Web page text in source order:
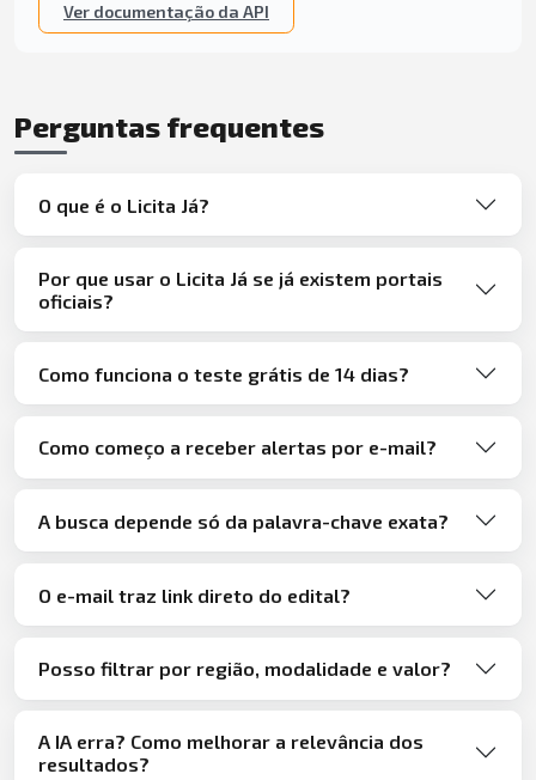
Ver documentação da API
Perguntas frequentes
O que é o Licita Já?
Por que usar o Licita Já se já existem portais
oficiais?
Como funciona o teste grátis de 14 dias?
Como começo a receber alertas por e-mail?
A busca depende só da palavra-chave exata?
O e-mail traz link direto do edital?
Posso filtrar por região, modalidade e valor?
A IA erra? Como melhorar a relevância dos
resultados?